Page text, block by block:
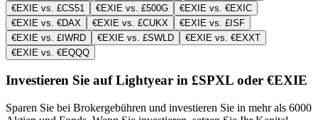
€EXIE vs. £CS51
€EXIE vs. £500G
€EXIE vs. €EXIC
€EXIE vs. €DAX
€EXIE vs. £CUKX
€EXIE vs. £ISF
€EXIE vs. £IWRD
€EXIE vs. £SWLD
€EXIE vs. €EXXT
€EXIE vs. €EQQQ
Investieren Sie auf Lightyear in £SPXL oder €EXIE
Sparen Sie bei Brokergebühren und investieren Sie in mehr als 6000